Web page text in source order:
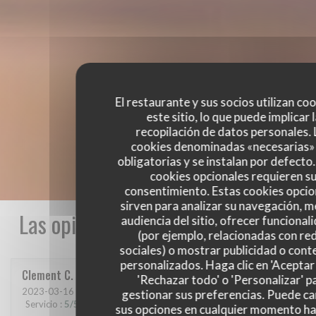
El restaurante y sus socios utilizan
este sitio, lo que puede implicar
recopilación de datos personales.
cookies denominadas
obligatorias y se instalan por
cookies opcionales requieren
consentimiento. Estas cookies
sirven para analizar su navegación,
audiencia del sitio, ofrecer
(por ejemplo, relacionadas con
sociales) o mostrar publicidad o
personalizados. Haga clic en
'Rechazar todo' o 'Personalizar'
gestionar sus preferencias. Puede
sus opciones en cualquier momento
Las opiniones de nuestros clientes
Clement C
2023-03-16 - 21:00 - Invitados 6
Servicio : 5/5 Ambiente: Menú Calidad / Precio